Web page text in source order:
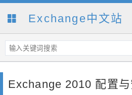
Exchange中文站
Exchange 2010 配置